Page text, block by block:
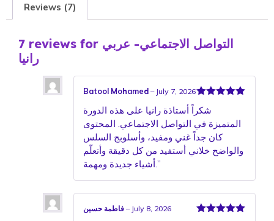
Reviews (7)
7 reviews for التواصل الاجتماعي- عربي
رانيا
of 5
Batool Mohamed– July 7, 2026
شكراً أستاذة رانيا على هذه الدورة
المتميزة في التواصل الاجتماعي. المحتوى
كان جداً غني ومفيد، وأسلوبج السلس
والواضح خلاني أستفيد من كل دقيقة وأتعلّم
أشياء جديدة ومهمة.”
– July 8, 2026